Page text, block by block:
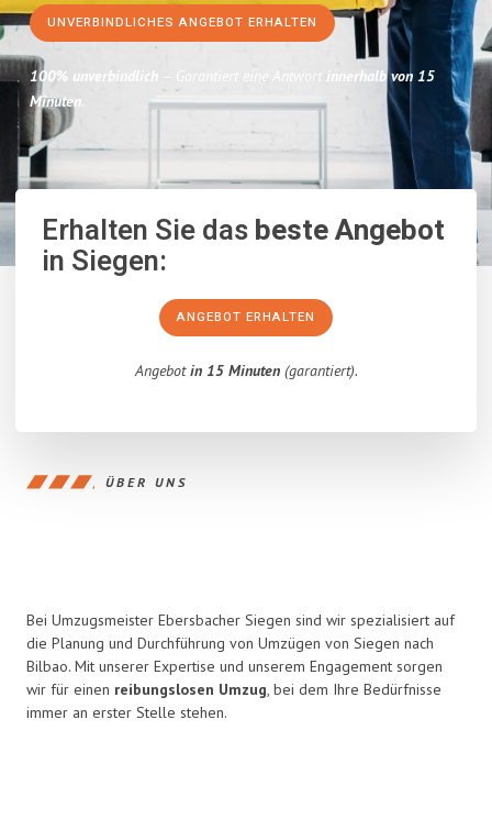
UNVERBINDLICHES ANGEBOT ERHALTEN
100% unverbindlich – Garantiert eine Antwort innerhalb von 15
Minuten.
Erhalten Sie dasbeste Angebot
in Siegen:
ANGEBOT ERHALTEN
Angebotin 15 Minuten(garantiert).
ÜBER UNS
Bei Umzugsmeister Ebersbacher Siegen sind wir spezialisiert auf
die Planung und Durchführung von Umzügen von Siegen nach
Bilbao. Mit unserer Expertise und unserem Engagement sorgen
wir für einen reibungslosen Umzug, bei dem Ihre Bedürfnisse
immer an erster Stelle stehen.